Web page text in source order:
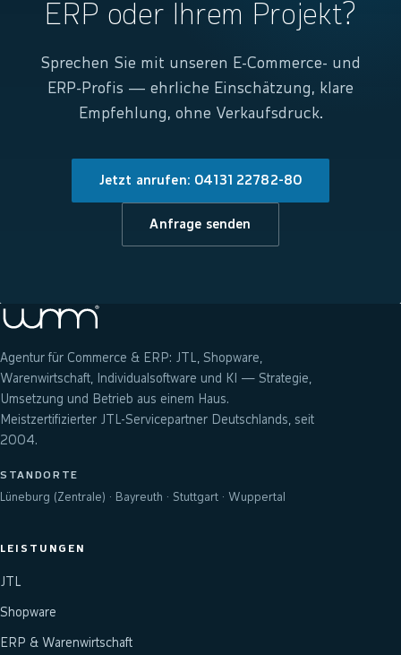
ERP oder Ihrem Projekt?
Sprechen Sie mit unseren E-Commerce- und
ERP-Profis — ehrliche Einschätzung, klare
Empfehlung, ohne Verkaufsdruck.
Jetzt anrufen: 04131 22782-80
Anfrage senden
Agentur für Commerce & ERP: JTL, Shopware,
Warenwirtschaft, Individualsoftware und KI — Strategie,
Umsetzung und Betrieb aus einem Haus.
Meistzertifizierter JTL-Servicepartner Deutschlands, seit
2004.
STANDORTE
Lüneburg (Zentrale) · Bayreuth · Stuttgart · Wuppertal
LEISTUNGEN
JTL
Shopware
ERP & Warenwirtschaft